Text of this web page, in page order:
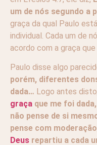
um de nós segundo a
graça da qual Paulo
individual. Cada um de
acordo com a graça
Paulo disse algo
porém, diferentes
dada… Logo antes
graça que me foi
não pense de si
pense com
Deus repartiu a cada